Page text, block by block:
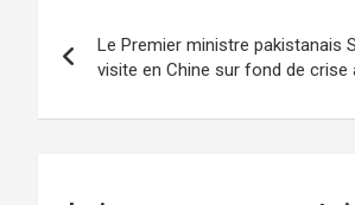
Le Premier ministre pakistanais
visite en Chine sur fond de crise